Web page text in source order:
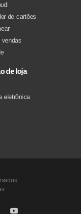
de cartões
vendas
de loja
eletrônica